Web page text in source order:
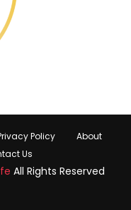
Policy
About
Us
All Rights Reserved